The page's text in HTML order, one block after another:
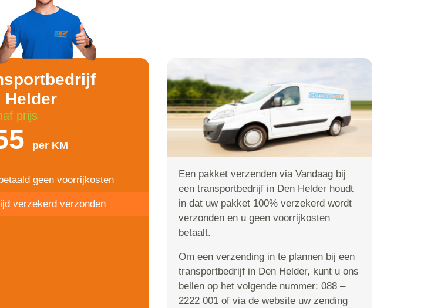
Helder
prijs
per KM
geen voorrijkosten
verzekerd verzonden
Een pakket verzenden via Vandaag bij
een transportbedrijf in Den Helder houdt
in dat uw pakket 100% verzekerd wordt
verzonden en u geen voorrijkosten
betaalt.
Om een verzending in te plannen bij een
transportbedrijf in Den Helder, kunt u ons
bellen op het volgende nummer: 088 –
2222 001 of via de website uw zending